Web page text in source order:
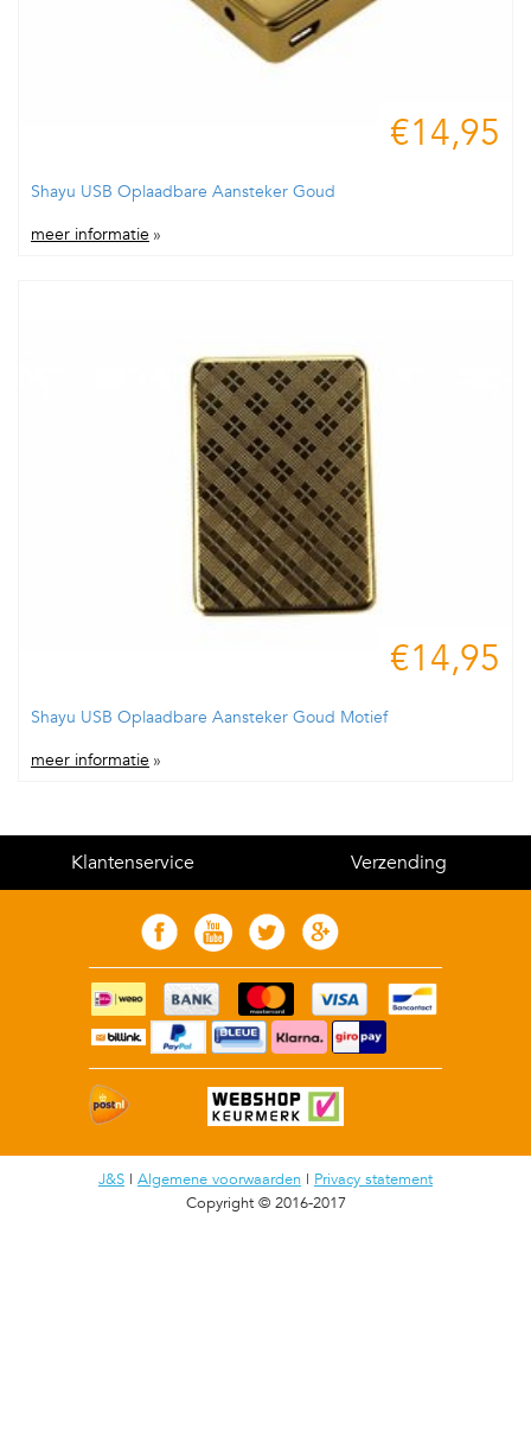
€14,95
Shayu USB Oplaadbare Aansteker Goud
meer informatie »
€14,95
Shayu USB Oplaadbare Aansteker Goud Motief
meer informatie »
Klantenservice Verzending
J&S | Algemene voorwaarden | Privacy statement
Copyright © 2016-2017